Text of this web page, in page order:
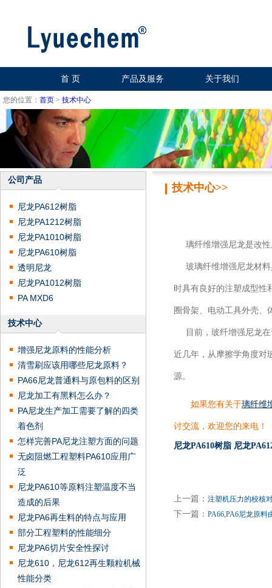
首 页 产品及服务 关于我们
您的位置： 首页 > 技术中心
公司产品
尼龙PA612树脂
尼龙PA1212树脂
尼龙PA1010树脂
尼龙PA610树脂
透明尼龙
尼龙PA1012树脂
PA MXD6
技术中心
增强尼龙原料的性能分析
清雪刷应该用哪些尼龙原料？
PA66尼龙普通料与原包料的区别
尼龙加工有黑料怎么办？
PA尼龙生产加工需要了解的四类
着色剂
怎样完善PA尼龙注塑方面的问题
无卤阻燃工程塑料PA610应用广
泛
尼龙PA610等原料注塑温度不当
造成的后果
尼龙PA6再生料的特点与应用
部分工程塑料的性能细分
尼龙PA6切片安全性探讨
尼龙610，尼龙612再生颗粒机械
性能分类
技术中心>>
璃纤维增强尼龙是改性
玻璃纤维增强尼龙材料
时具有良好的注塑成型性
圈骨架、电动工具外壳、
目前，玻纤增强尼龙在
近几年，从摩擦学角度对
源。
如果您有关于璃纤维
讨交流，欢迎您的来电！
尼龙PA610树脂 尼龙
上一篇： 注塑机压力的校核
下一篇： PA66,PA6尼龙原料